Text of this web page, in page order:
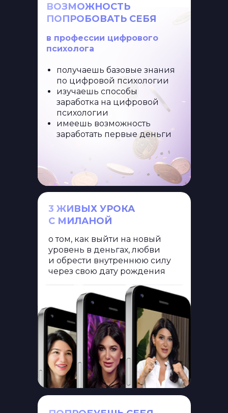
3 ЖИВЫХ УРОКА
С МИЛАНОЙ
о том, как выйти на новый
уровень в деньгах, любви
и обрести внутреннюю силу
через свою дату рождения
в профессии цифрового
психолога
получаешь базовые знания
по цифровой психологии
изучаешь способы
заработка на цифровой
психологии
имеешь возможность
заработать первые деньги
ВОЗМОЖНОСТЬ
ПОПРОБОВАТЬ СЕБЯ